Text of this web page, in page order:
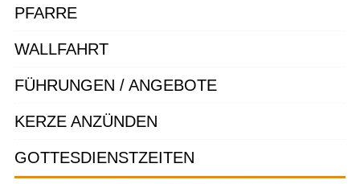
PFARRE
WALLFAHRT
FÜHRUNGEN / ANGEBOTE
KERZE ANZÜNDEN
GOTTESDIENSTZEITEN